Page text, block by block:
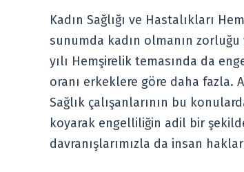
Kadın Sağlığı ve Hastalıkları
sunumda kadın olmanın zorluğu
yılı Hemşirelik temasında da
oranı erkeklere göre daha fazla.
Sağlık çalışanlarının bu
koyarak engelliliğin adil bir
davranışlarımızla da insan